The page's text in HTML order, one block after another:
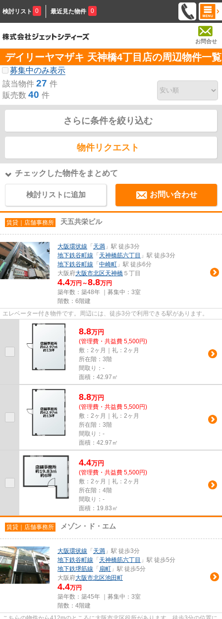
検討リスト 0 最近見た物件 0
お問合せ
デイリーヤマザキ 天神橋4丁目店の周辺物件一覧
募集中のみ表示
該当物件 27 件
販売数 40 件
さらに条件を絞り込む
物件リクエスト
チェックした物件をまとめて
検討リストに追加 お問い合わせ
賃貸｜店舗事務所 天五共栄ビル
大阪環状線 「 天満 」駅 徒歩3分
地下鉄谷町線 「 天神橋筋六丁目 」駅 徒歩3分
地下鉄谷町線 「 中崎町 」駅 徒歩6分
大阪府大阪市北区天神橋 ５丁目
4.4万円～8.8万円
築年数：築48年 ｜募集中： 3室
階数：6階建
エレベーター付き物件です。周辺には、徒歩3分で利用できる駅があります。
8.8万円
(管理費・共益費 5,500円)
敷：2ヶ月｜礼：2ヶ月
所在階：3階
間取り：-
面積：42.97㎡
8.8万円
(管理費・共益費 5,500円)
敷：2ヶ月｜礼：2ヶ月
所在階：3階
間取り：-
面積：42.97㎡
4.4万円
(管理費・共益費 5,500円)
敷：2ヶ月｜礼：2ヶ月
所在階：4階
間取り：-
面積：19.83㎡
賃貸｜店舗事務所 メゾン・ド・エム
大阪環状線 「 天満 」駅 徒歩3分
地下鉄谷町線 「 天神橋筋六丁目 」駅 徒歩5分
地下鉄堺筋線 「 扇町 」駅 徒歩5分
大阪府大阪市北区池田町
4.4万円
築年数：築45年 ｜募集中： 3室
階数：4階建